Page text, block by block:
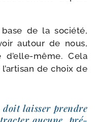
de la socié­té,
autour de nous,
​même. Cela
de choix de
doit lais­ser prendre